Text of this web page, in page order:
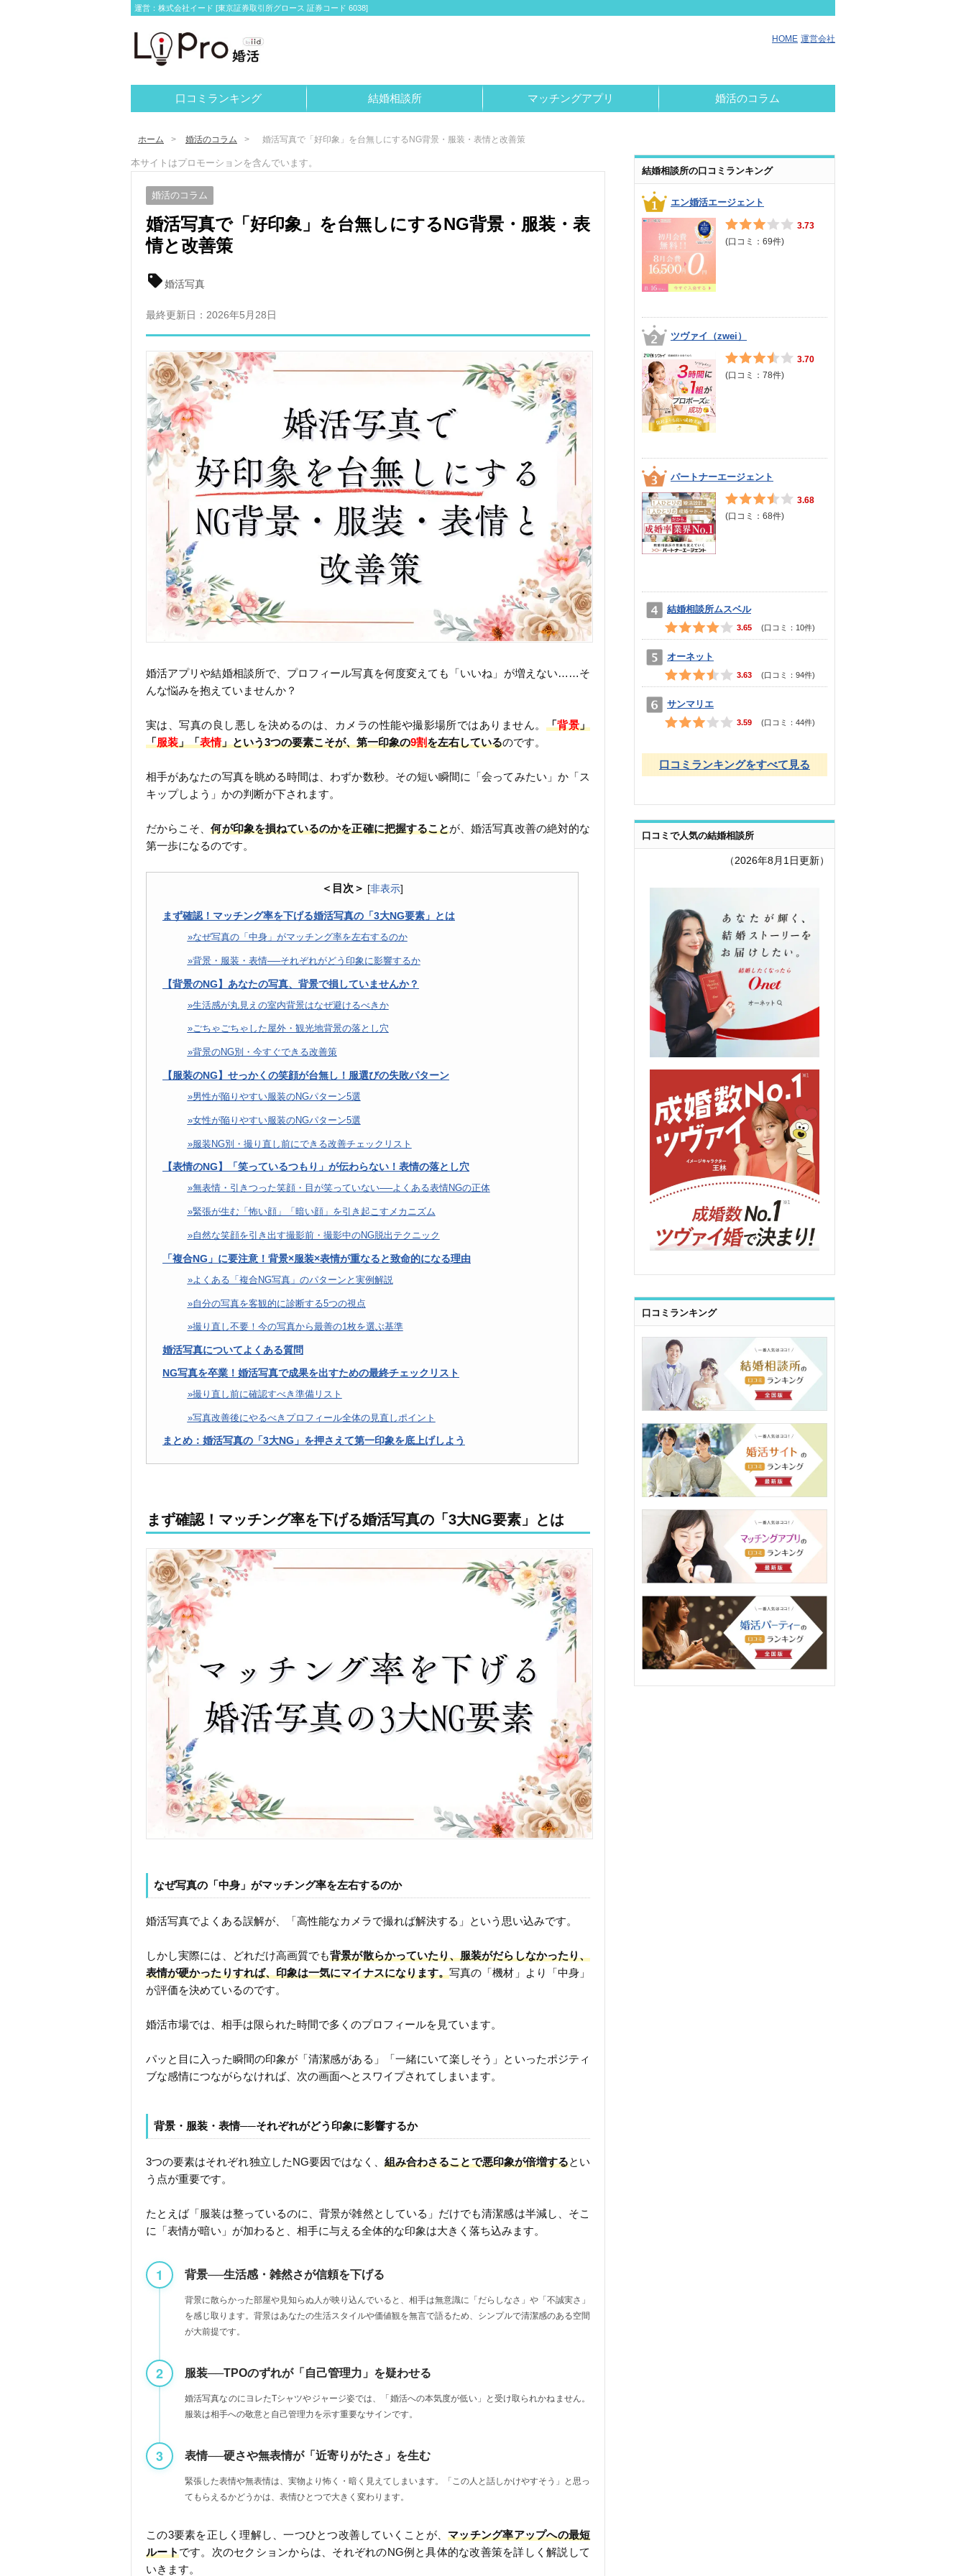
運営：株式会社イード [東京証券取引所グロース 証券コード 6038]
HOME 運営会社
口コミランキング 結婚相談所 マッチングアプリ 婚活のコラム
ホーム 婚活のコラム 婚活写真で「好印象」を台無しにするNG背景・服装・表情と改善策
本サイトはプロモーションを含んでいます。
婚活のコラム
婚活写真で「好印象」を台無しにするNG背景・服装・表
情と改善策
婚活写真
最終更新日： 2026年5月28日
婚活アプリや結婚相談所で、プロフィール写真を何度変えても「いいね」が増えない……そ
んな悩みを抱えていませんか？
実は、写真の良し悪しを決めるのは、カメラの性能や撮影場所ではありません。 「背景」
「服装」「表情」という3つの要素こそが、第一印象の9割を左右しているのです。
相手があなたの写真を眺める時間は、わずか数秒。その短い瞬間に「会ってみたい」か「ス
キップしよう」かの判断が下されます。
だからこそ、何が印象を損ねているのかを正確に把握することが、婚活写真改善の絶対的な
第一歩になるのです。
＜目次＞ [非表示]
まず確認！マッチング率を下げる婚活写真の「3大NG要素」とは
なぜ写真の「中身」がマッチング率を左右するのか
背景・服装・表情──それぞれがどう印象に影響するか
【背景のNG】あなたの写真、背景で損していませんか？
生活感が丸見えの室内背景はなぜ避けるべきか
ごちゃごちゃした屋外・観光地背景の落とし穴
背景のNG別・今すぐできる改善策
【服装のNG】せっかくの笑顔が台無し！服選びの失敗パターン
男性が陥りやすい服装のNGパターン5選
女性が陥りやすい服装のNGパターン5選
服装NG別・撮り直し前にできる改善チェックリスト
【表情のNG】「笑っているつもり」が伝わらない！表情の落とし穴
無表情・引きつった笑顔・目が笑っていない──よくある表情NGの正体
緊張が生む「怖い顔」「暗い顔」を引き起こすメカニズム
自然な笑顔を引き出す撮影前・撮影中のNG脱出テクニック
「複合NG」に要注意！背景×服装×表情が重なると致命的になる理由
よくある「複合NG写真」のパターンと実例解説
自分の写真を客観的に診断する5つの視点
撮り直し不要！今の写真から最善の1枚を選ぶ基準
婚活写真についてよくある質問
NG写真を卒業！婚活写真で成果を出すための最終チェックリスト
撮り直し前に確認すべき準備リスト
写真改善後にやるべきプロフィール全体の見直しポイント
まとめ：婚活写真の「3大NG」を押さえて第一印象を底上げしよう
まず確認！マッチング率を下げる婚活写真の「3大NG要素」とは
なぜ写真の「中身」がマッチング率を左右するのか
婚活写真でよくある誤解が、「高性能なカメラで撮れば解決する」という思い込みです。
しかし実際には、どれだけ高画質でも背景が散らかっていたり、服装がだらしなかったり、
表情が硬かったりすれば、印象は一気にマイナスになります。写真の「機材」より「中身」
が評価を決めているのです。
婚活市場では、相手は限られた時間で多くのプロフィールを見ています。
パッと目に入った瞬間の印象が「清潔感がある」「一緒にいて楽しそう」といったポジティ
ブな感情につながらなければ、次の画面へとスワイプされてしまいます。
背景・服装・表情──それぞれがどう印象に影響するか
3つの要素はそれぞれ独立したNG要因ではなく、組み合わさることで悪印象が倍増するとい
う点が重要です。
たとえば「服装は整っているのに、背景が雑然としている」だけでも清潔感は半減し、そこ
に「表情が暗い」が加わると、相手に与える全体的な印象は大きく落ち込みます。
視点1：
背景──生活感・雑然さが信頼を下げる
背景に散らかった部屋や見知らぬ人が映り込んでいると、相手は無意識に「だらしなさ」や「不誠実さ」
を感じ取ります。背景はあなたの生活スタイルや価値観を無言で語るため、シンプルで清潔感のある空間
が大前提です。
視点2：
服装──TPOのずれが「自己管理力」を疑わせる
婚活写真なのにヨレたTシャツやジャージ姿では、「婚活への本気度が低い」と受け取られかねません。
服装は相手への敬意と自己管理力を示す重要なサインです。
視点3：
表情──硬さや無表情が「近寄りがたさ」を生む
緊張した表情や無表情は、実物より怖く・暗く見えてしまいます。「この人と話しかけやすそう」と思っ
てもらえるかどうかは、表情ひとつで大きく変わります。
この3要素を正しく理解し、一つひとつ改善していくことが、 マッチング率アップへの最短
ルートです。次のセクションからは、それぞれのNG例と具体的な改善策を詳しく解説して
いきます。
結婚相談所の口コミランキング
エン婚活エージェント
3.73
(口コミ：69件)
ツヴァイ（zwei）
3.70
(口コミ：78件)
パートナーエージェント
3.68
(口コミ：68件)
結婚相談所ムスベル
3.65 (口コミ： 10件)
オーネット
3.63 (口コミ： 94件)
サンマリエ
3.59 (口コミ： 44件)
口コミランキングをすべて見る
口コミで人気の結婚相談所
（2026年8月1日更新）
口コミランキング